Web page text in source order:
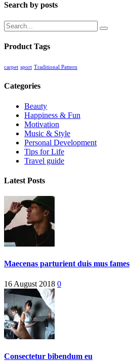
Search by posts
Search
Product Tags
carpet sport Traditional Pattern
Categories
Beauty
Happiness & Fun
Motivation
Music & Style
Personal Development
Tips for Life
Travel guide
Latest Posts
Maecenas parturient duis mus fames
16 August 2018 0
Consectetur bibendum eu